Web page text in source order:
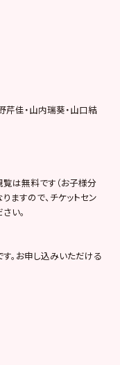
芹佳・山内瑞葵・山口結
は無料です（お子様分
ますので、チケットセン
い。
。お申し込みいただける